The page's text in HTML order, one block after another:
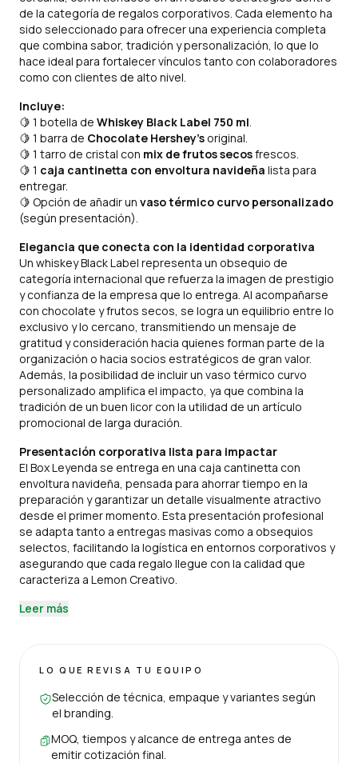
de la categoría de regalos corporativos. Cada elemento ha
sido seleccionado para ofrecer una experiencia completa
que combina sabor, tradición y personalización, lo que lo
hace ideal para fortalecer vínculos tanto con colaboradores
como con clientes de alto nivel.
Incluye:
🍋 1 botella de Whiskey Black Label 750 ml
🍋 1 barra de Chocolate Hershey’s original.
🍋 1 tarro de cristal con mix de frutos secosfrescos.
🍋 1 caja cantinetta con envoltura navideña lista para
entregar.
🍋 Opción de añadir un vaso térmico curvo personalizado
(según presentación).
Elegancia que conecta con la identidad corporativa
Un whiskey Black Label representa un obsequio de
categoría internacional que refuerza la imagen de prestigio
y confianza de la empresa que lo entrega. Al acompañarse
con chocolate y frutos secos, se logra un equilibrio entre lo
exclusivo y lo cercano, transmitiendo un mensaje de
gratitud y consideración hacia quienes forman parte de la
organización o hacia socios estratégicos de gran valor.
Además, la posibilidad de incluir un vaso térmico curvo
personalizado amplifica el impacto, ya que combina la
tradición de un buen licor con la utilidad de un artículo
promocional de larga duración.
Presentación corporativa lista para impactar
El Box Leyenda se entrega en una caja cantinetta con
envoltura navideña, pensada para ahorrar tiempo en la
preparación y garantizar un detalle visualmente atractivo
desde el primer momento. Esta presentación profesional
se adapta tanto a entregas masivas como a obsequios
selectos, facilitando la logística en entornos corporativos y
asegurando que cada regalo llegue con la calidad que
caracteriza a Lemon Creativo.
Leer más
LO QUE REVISA TU EQUIPO
Selección de técnica, empaque y variantes según
el branding.
MOQ, tiempos y alcance de entrega antes de
emitir cotización final.